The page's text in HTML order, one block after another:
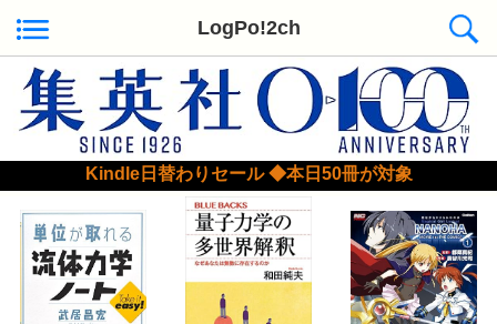
LogPo!2ch
Kindle日替わりセール ◆本日50冊が対象